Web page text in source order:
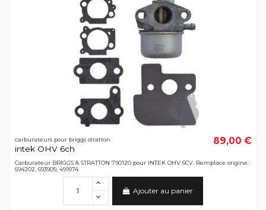
carburateurs pour briggs stratton
intek OHV 6ch
89,00 €
Carburateur BRIGGS & STRATTON 790120 pour INTEK OHV 6CV. Remplace origine:
694202, 693909, 499974.
Ajouter au panier